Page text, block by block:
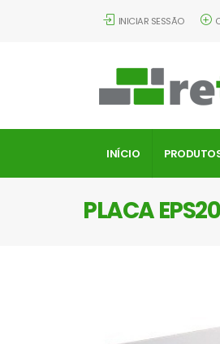
INICIAR SESSÃO
INÍCIO
PLACA